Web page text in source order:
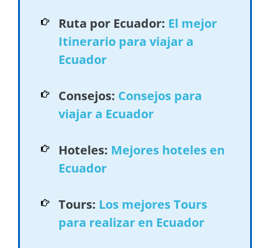
Ruta por Ecuador: El mejor
Itinerario para viajar a
Ecuador
Consejos: Consejos para
viajar a Ecuador
Hoteles: Mejores hoteles en
Ecuador
Tours: Los mejores Tours
para realizar en Ecuador